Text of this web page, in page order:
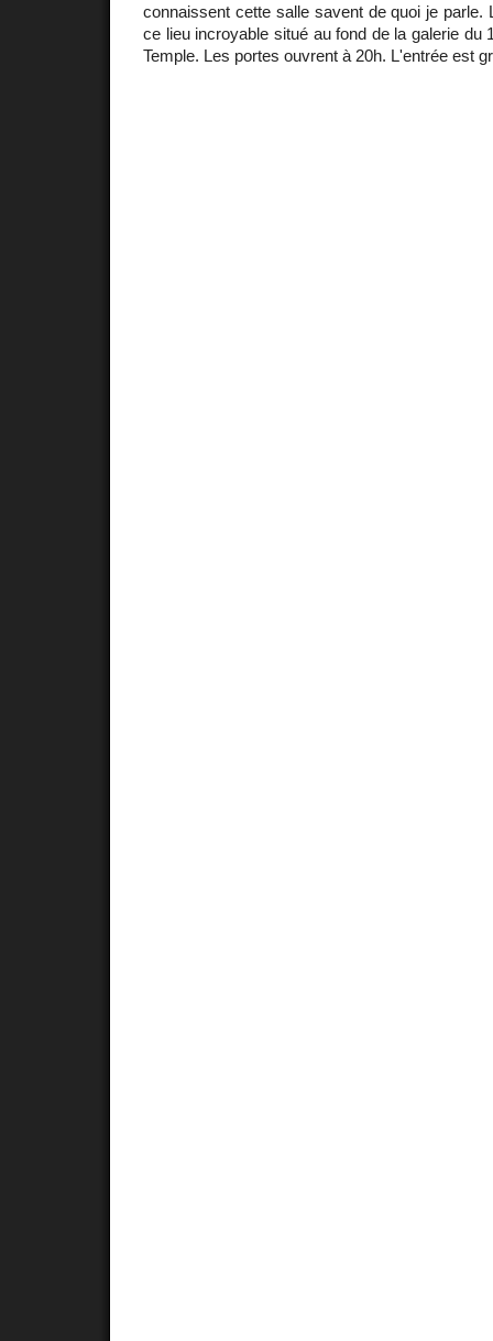
connaissent cette salle savent de quoi je parle.
ce lieu incroyable situé au fond de la galerie du
Temple. Les portes ouvrent à 20h. L'entrée est